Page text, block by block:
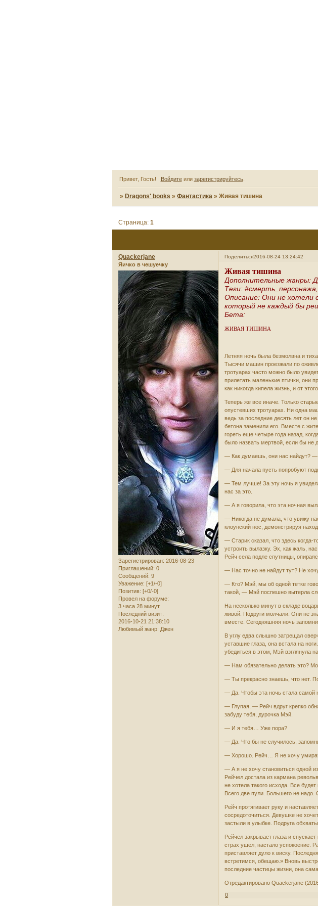
Привет, Гость! Войдитеили зарегистрируйтесь.
»Dragons' books »Фантастика »Живая тишина
Страница:1
Поделиться2016-08-24 13:24:42
Quackerjane
Яичко в чешуечку
Зарегистрирован: 2016-08-23
Приглашений: 0
Сообщений: 9
Уважение: [+1/-0]
Позитив: [+0/-0]
Провел на форуме:
3 часа 28 минут
Последний визит:
2016-10-21 21:38:10
Любимый жанр: Джен
Живая тишина
Дополнительные жанры:
Теги:
Описание: Они не хотели
который не каждый бы
Бета:
ЖИВАЯ ТИШИНА
Летняя ночь была безмолвна и
Тысячи машин проезжали по
тротуарах часто можно было
прилетать маленькие птички, они
как никогда кипела жизнь, и от
Теперь же все иначе. Только
опустевших тротуарах. Ни одна
ведь за последние десять лет он
бетона заменили его. Вместе с
гореть еще четыре года назад,
было назвать мертвой, если бы не
— Как думаешь, они нас найдут? —
— Для начала пусть попробуют
— Тем лучше! За эту ночь я
нас за это.
— А я говорила, что эта ночная
— Никогда не думала, что увижу
клоунский нос, демонстрируя
— Старик сказал, что здесь
устроить вылазку. Эх, как жаль,
Рейч села подле спутницы,
— Нас точно не найдут тут? Не
— Кто? Мэй, мы об одной тетке
такой, — Мэй поспешно вытерла
На несколько минут в складе
живой. Подруги молчали. Они не
вместе. Сегодняшняя ночь
В углу едва слышно затрещал
уставшие глаза, она встала на
убедиться в этом, Мэй взглянула
— Нам обязательно делать это?
— Ты прекрасно знаешь, что нет.
— Да. Чтобы эта ночь стала самой
— Глупая, — Рейч вдруг крепко
забуду тебя, дурочка Мэй.
— И я тебя… Уже пора?
— Да. Что бы не случилось,
— Хорошо. Рейч… Я не хочу
— А я не хочу становиться одной
Рейчел достала из кармана
не хотела такого исхода. Все
Всего две пули. Большего не
Рейч протягивает руку и
сосредоточиться. Девушке не
застыли в улыбке. Подруга
Рейчел закрывает глаза и
страх ушел, настало успокоение.
приставляет дуло к виску.
встретимся, обещаю.» Вновь
последние частицы жизни, она
Отредактировано Quackerjane
0